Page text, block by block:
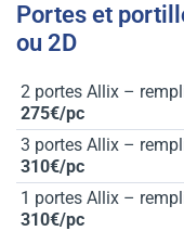
Portes et
ou 2D
2 portes Allix –
275€/pc
3 portes Allix –
310€/pc
1 portes Allix –
310€/pc